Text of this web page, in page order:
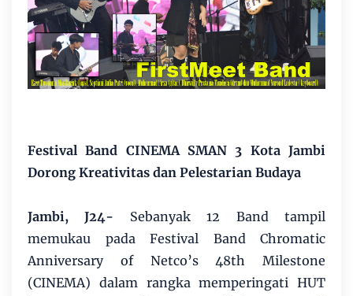
Festival Band CINEMA SMAN 3 Kota Jambi
Dorong Kreativitas dan Pelestarian Budaya
Jambi, J24- Sebanyak 12 Band tampil
memukau pada Festival Band Chromatic
Anniversary of Netco’s 48th Milestone
(CINEMA) dalam rangka memperingati HUT